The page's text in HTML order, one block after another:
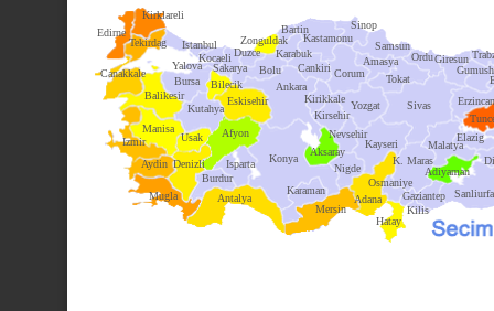
Ankara
Kirklareli
Edirne
Tekirdag
Canakkale
Balikesir
Bursa
Istanbul
Kocaeli
Sakarya
Zonguldak
Bolu
Bilecik
Eskisehir
Kutahya
Manisa
Izmir
Aydin
Mugla
Denizli
Burdur
Usak Afyon
Isparta
Antalya
Konya
Mersin
Kirsehir
Cankiri
Kastamonu
Sinop
Corum
Yozgat
Nevsehir
Nigde
Adana
Hatay
K. Maras
Kayseri
Sivas
Tokat
Amasya
Samsun
OrduGiresun
Erzincan
Malatya
Gaziantep Sanliurfa
Adiyaman
Elazig
Kirikkale
Karaman
Aksaray
Kilis
Duzce Karabuk
Bartin
Osmaniye
Yalova